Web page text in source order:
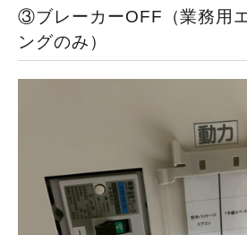
③ブレーカーOFF（業務用
ングのみ）